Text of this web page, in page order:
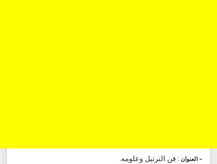
– العنوان : فن الترتيل وعلومه.